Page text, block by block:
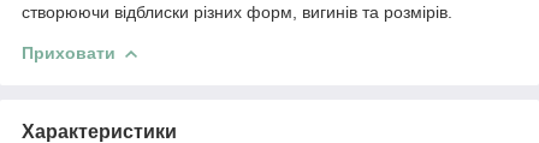
створюючи відблиски різних форм, вигинів та розмірів.
Приховати
Характеристики